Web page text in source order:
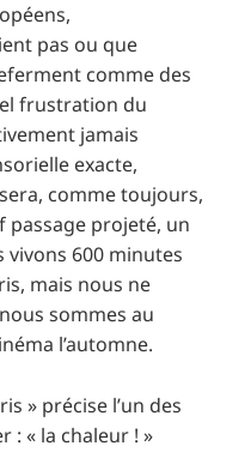
pas ou que
comme des
frustration du
jamais
exacte,
comme toujours,
passage projeté, un
600 minutes
mais nous ne
sommes au
l’automne.
» précise l’un des
: « la chaleur ! »